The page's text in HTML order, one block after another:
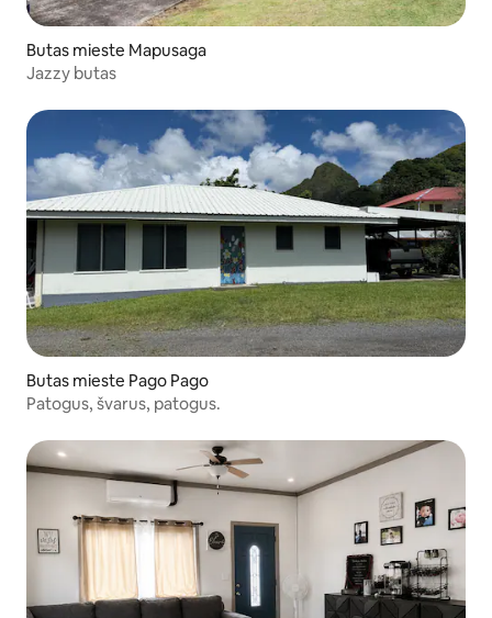
Butas mieste Mapusaga
Jazzy butas
Butas mieste Pago Pago
Patogus, švarus, patogus.